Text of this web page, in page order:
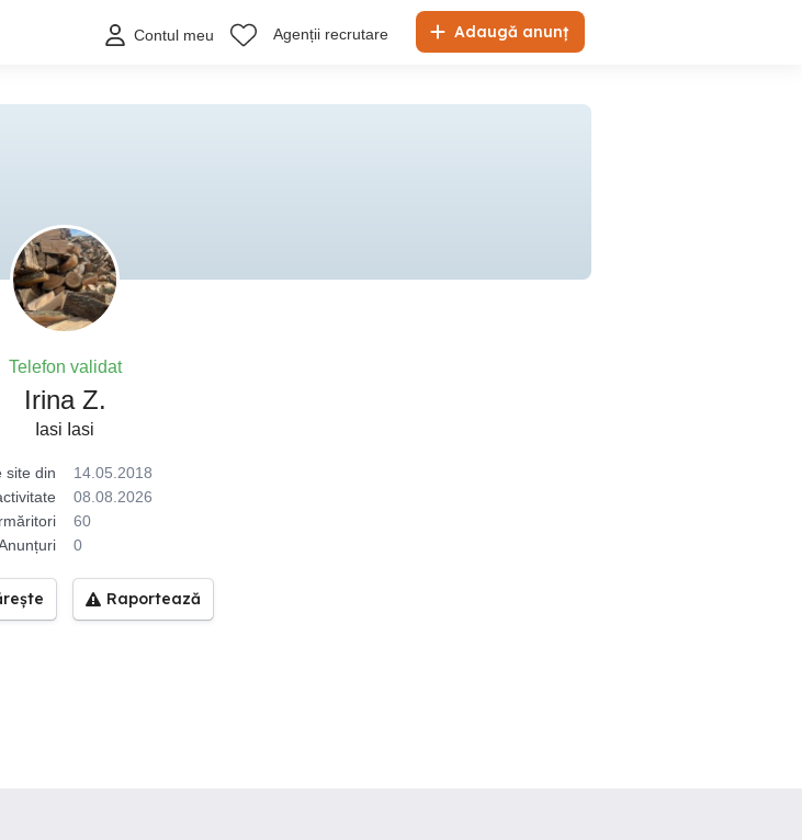
Adaugă anunț
Contul meu Agenții recrutare
Telefon validat
Irina Z.
Iasi Iasi
site din
14.05.2018
08.08.2026
60
0
Raportează